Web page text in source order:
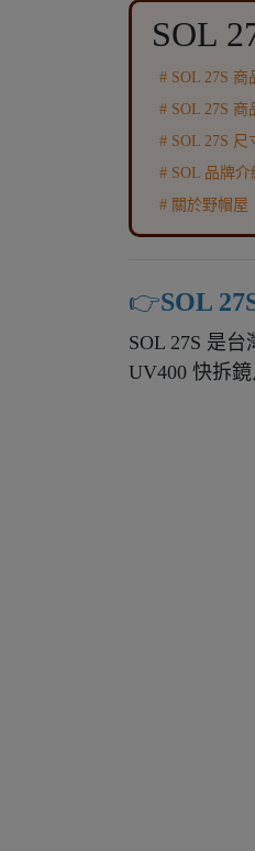
SOL
# SOL 27S 商
# SOL 27S 商
# SOL 27S 尺
# SOL 品牌介
# 關於野帽屋
👉️SOL
SOL 27S 是
UV400 快拆